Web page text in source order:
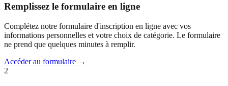
Remplissez le formulaire en ligne
Complétez notre formulaire d'inscription en ligne avec vos
informations personnelles et votre choix de catégorie. Le formulaire
ne prend que quelques minutes à remplir.
Accéder au formulaire →
2